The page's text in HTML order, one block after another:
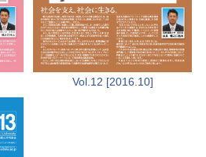
Vol.12 [2016.10]